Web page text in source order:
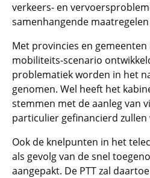
verkeers- en
samenhangende
Met provincies en
mobiliteits-scenario
problematiek worden in het
genomen. Wel heeft het
stemmen met de aanleg van
particulier gefinancierd zullen
Ook de knelpunten in het
als gevolg van de snel
aangepakt. De PTT zal